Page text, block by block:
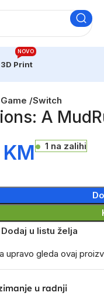
Print
NOVO
/Switch
A
KM 1 na zalihi
Dodaj u listu želja
upravo gleda ovaj
u radnji